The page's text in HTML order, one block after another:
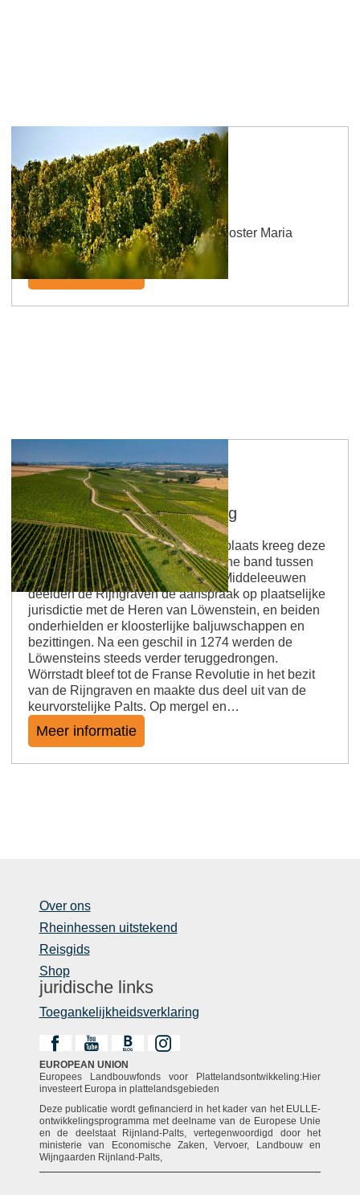
Wormser Nonnenwingert
De locatie is vernoemd naar het klooster Maria
Münster in Worms.
Meer informatie
Wörrstädter Rheingrafenberg
In het bezit van de Rijngraven De plaats kreeg deze
naam vanwege de nauwe historische band tussen
Wörrstadt en de Rijngraven. In de Middeleeuwen
deelden de Rijngraven de aanspraak op plaatselijke
jurisdictie met de Heren van Löwenstein, en beiden
onderhielden er kloosterlijke baljuwschappen en
bezittingen. Na een geschil in 1274 werden de
Löwensteins steeds verder teruggedrongen.
Wörrstadt bleef tot de Franse Revolutie in het bezit
van de Rijngraven en maakte dus deel uit van de
keurvorstelijke Palts. Op mergel en…
Meer informatie
Over ons
Rheinhessen uitstekend
Reisgids
Shop
juridische links
Toegankelijkheidsverklaring
EUROPEAN UNION
Europees Landbouwfonds voor Plattelandsontwikkeling:Hier
investeert Europa in plattelandsgebieden
Deze publicatie wordt gefinancierd in het kader van het EULLE-
ontwikkelingsprogramma met deelname van de Europese Unie
en de deelstaat Rijnland-Palts, vertegenwoordigd door het
ministerie van Economische Zaken, Vervoer, Landbouw en
Wijngaarden Rijnland-Palts,